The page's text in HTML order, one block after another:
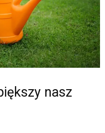
nasz